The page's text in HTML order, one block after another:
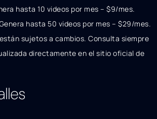
hasta 10 videos por mes – $9/mes.
hasta 50 videos por mes – $29/mes.
sujetos a cambios. Consulta siempre
directamente en el sitio oficial de